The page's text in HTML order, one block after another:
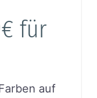
für
auf